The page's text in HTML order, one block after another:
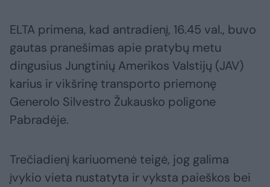
ELTA primena, kad antradienį, 16.45 val., buvo
gautas pranešimas apie pratybų metu
dingusius Jungtinių Amerikos Valstijų (JAV)
karius ir vikšrinę transporto priemonę
Generolo Silvestro Žukausko poligone
Pabradėje.
Trečiadienį kariuomenė teigė, jog galima
įvykio vieta nustatyta ir vyksta paieškos bei